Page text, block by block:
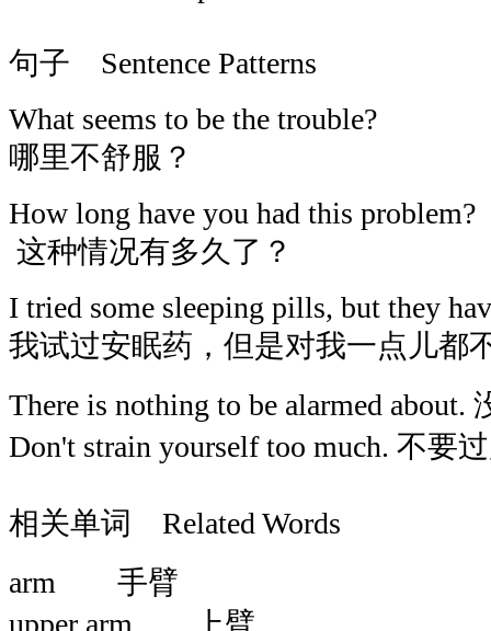
句子 Sentence Patterns
What seems to be the trouble?
哪里不舒服？
How long have you had this problem?
这种情况有多久了？
I tried some sleeping pills, but they
我试过安眠药，但是对我一点儿都
There is nothing to be alarmed
Don't strain yourself too much. 不要
相关单词 Related Words
arm 手臂